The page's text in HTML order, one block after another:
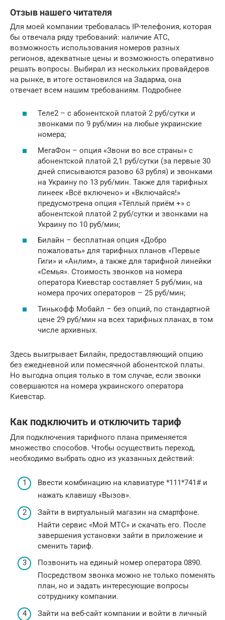
Отзыв нашего читателя
Для моей компании требовалась IP-телефония, которая
бы отвечала ряду требований: наличие АТС,
возможность использования номеров разных
регионов, адекватные цены и возможность оперативно
решать вопросы. Выбирал из нескольких провайдеров
на рынке, в итоге остановился на Задарма, она
отвечает всем нашим требованиям. Подробнее
Теле2 – с абонентской платой 2 руб/сутки и
звонками по 9 руб/мин на любые украинские
номера;
МегаФон – опция «Звони во все страны» с
абонентской платой 2,1 руб/сутки (за первые 30
дней списываются разово 63 рубля) и звонками
на Украину по 13 руб/мин. Также для тарифных
линеек «Всё включено» и «Включайся!»
предусмотрена опция «Тёплый приём +» с
абонентской платой 2 руб/сутки и звонками на
Украину по 10 руб/мин;
Билайн – бесплатная опция «Добро
пожаловать» для тарифных планов «Первые
Гиги» и «Анлим», а также для тарифной линейки
«Семья». Стоимость звонков на номера
оператора Киевстар составляет 5 руб/мин, на
номера прочих операторов – 25 руб/мин;
Тинькофф Мобайл – без опций, по стандартной
цене 29 руб/мин на всех тарифных планах, в том
числе архивных.
Здесь выигрывает Билайн, предоставляющий опцию
без ежедневной или помесячной абонентской платы.
Но выгодна опция только в том случае, если звонки
совершаются на номера украинского оператора
Киевстар.
Как подключить и отключить тариф
Для подключения тарифного плана применяется
множество способов. Чтобы осуществить переход,
необходимо выбрать одно из указанных действий:
Ввести комбинацию на клавиатуре *111*741# и
нажать клавишу «Вызов».
Зайти в виртуальный магазин на смартфоне.
Найти сервис «Мой МТС» и скачать его. После
завершения установки зайти в приложение и
сменить тариф.
Позвонить на единый номер оператора 0890.
Посредством звонка можно не только поменять
план, но и задать интересующие вопросы
сотруднику компании.
Зайти на веб-сайт компании и войти в личный